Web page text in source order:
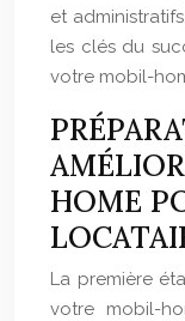
et
les clés du
votre mobil-
HOME
La première
votre mobil-